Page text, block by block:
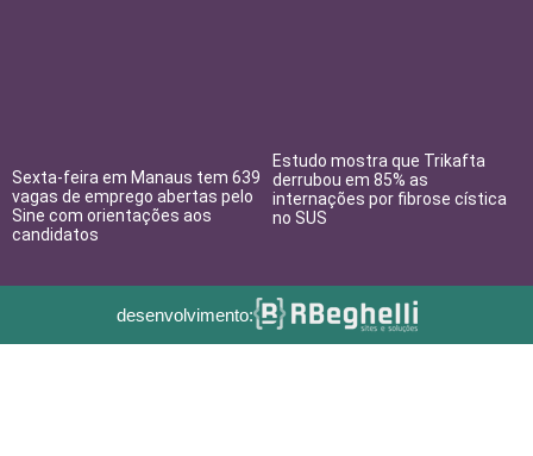
Sexta-feira em Manaus tem 639
vagas de emprego abertas pelo
Sine com orientações aos
candidatos
Estudo mostra que Trikafta
derrubou em 85% as
internações por fibrose cística
no SUS
desenvolvimento: